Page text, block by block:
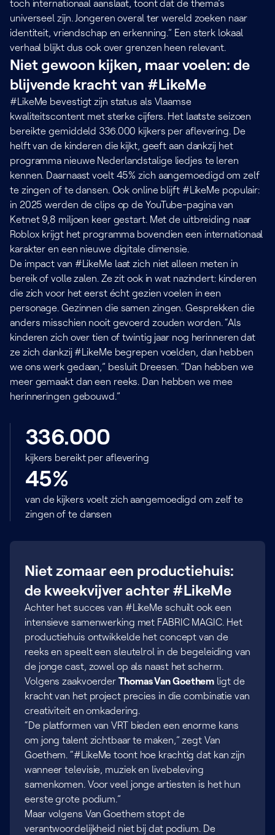
toch internationaal aanslaat, toont dat de thema’s
universeel zijn. Jongeren overal ter wereld zoeken naar
identiteit, vriendschap en erkenning.” Een sterk lokaal
verhaal blijkt dus ook over grenzen heen relevant.
Niet gewoon kijken, maar voelen: de
blijvende kracht van #LikeMe
#LikeMe bevestigt zijn status als Vlaamse
kwaliteitscontent met sterke cijfers. Het laatste seizoen
bereikte gemiddeld 336.000 kijkers per aflevering. De
helft van de kinderen die kijkt, geeft aan dankzij het
programma nieuwe Nederlandstalige liedjes te leren
kennen. Daarnaast voelt 45% zich aangemoedigd om zelf
te zingen of te dansen. Ook online blijft #LikeMe populair:
in 2025 werden de clips op de YouTube-pagina van
Ketnet 9,8 miljoen keer gestart. Met de uitbreiding naar
Roblox krijgt het programma bovendien een internationaal
karakter en een nieuwe digitale dimensie.
De impact van #LikeMe laat zich niet alleen meten in
bereik of volle zalen. Ze zit ook in wat nazindert: kinderen
die zich voor het eerst écht gezien voelen in een
personage. Gezinnen die samen zingen. Gesprekken die
anders misschien nooit gevoerd zouden worden. “Als
kinderen zich over tien of twintig jaar nog herinneren dat
ze zich dankzij #LikeMe begrepen voelden, dan hebben
we ons werk gedaan,” besluit Dreesen. “Dan hebben we
meer gemaakt dan een reeks. Dan hebben we mee
herinneringen gebouwd.”
336.000
kijkers bereikt per aflevering
45%
van de kijkers voelt zich aangemoedigd om zelf te
zingen of te dansen
Niet zomaar een productiehuis:
de kweekvijver achter #LikeMe
Achter het succes van #LikeMe schuilt ook een
intensieve samenwerking met FABRIC MAGIC. Het
productiehuis ontwikkelde het concept van de
reeks en speelt een sleutelrol in de begeleiding van
de jonge cast, zowel op als naast het scherm.
Volgens zaakvoerder Thomas Van Goethem ligt de
kracht van het project precies in die combinatie van
creativiteit en omkadering.
“De platformen van VRT bieden een enorme kans
om jong talent zichtbaar te maken,” zegt Van
Goethem. “#LikeMe toont hoe krachtig dat kan zijn
wanneer televisie, muziek en livebeleving
samenkomen. Voor veel jonge artiesten is het hun
eerste grote podium.”
Maar volgens Van Goethem stopt de
verantwoordelijkheid niet bij dat podium. De